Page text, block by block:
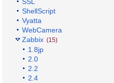
ShellScript
Vyatta
WebCamera
Zabbix (15)
1.8jp
2.0
2.2
2.4